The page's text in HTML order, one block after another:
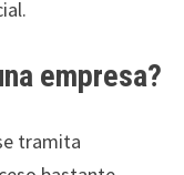
empresa?
tramita